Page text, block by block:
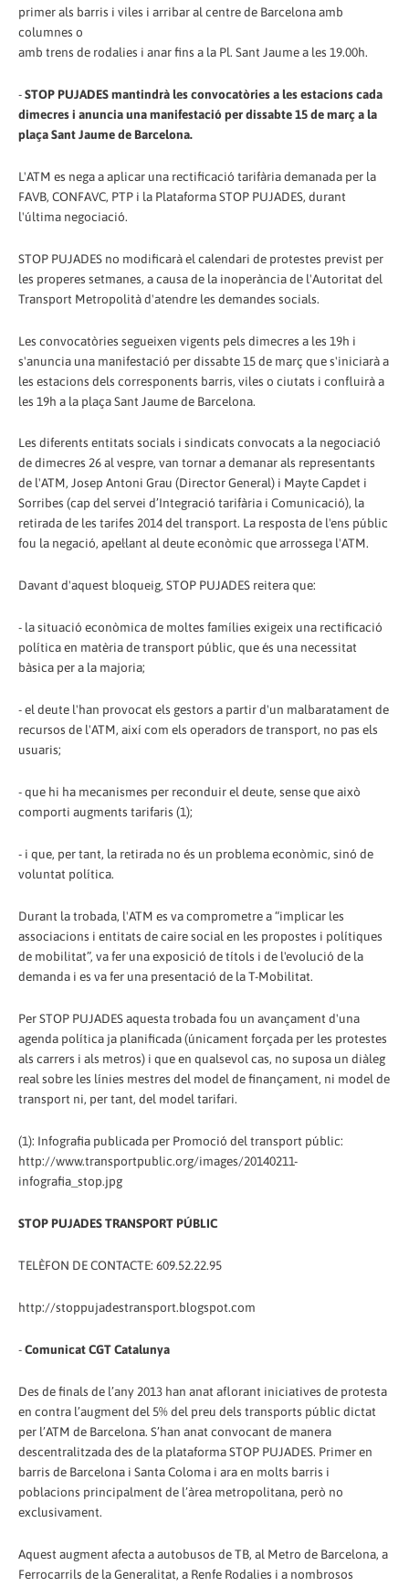
primer als barris i viles i arribar al centre de Barcelona amb
columnes o
amb trens de rodalies i anar fins a la Pl. Sant Jaume a les 19.00h.
-STOP PUJADES mantindrà les convocatòries a les estacions cada
dimecres i anuncia una manifestació per dissabte 15 de març a la
plaça Sant Jaume de Barcelona.
L'ATM es nega a aplicar una rectificació tarifària demanada per la
FAVB, CONFAVC, PTP i la Plataforma STOP PUJADES, durant
l'última negociació.
STOP PUJADES no modificarà el calendari de protestes previst per
les properes setmanes, a causa de la inoperància de l'Autoritat del
Transport Metropolità d'atendre les demandes socials.
Les convocatòries segueixen vigents pels dimecres a les 19h i
s'anuncia una manifestació per dissabte 15 de març que s'iniciarà a
les estacions dels corresponents barris, viles o ciutats i confluirà a
les 19h a la plaça Sant Jaume de Barcelona.
Les diferents entitats socials i sindicats convocats a la negociació
de dimecres 26 al vespre, van tornar a demanar als representants
de l'ATM, Josep Antoni Grau (Director General) i Mayte Capdet i
Sorribes (cap del servei d’Integració tarifària i Comunicació), la
retirada de les tarifes 2014 del transport. La resposta de l'ens públic
fou la negació, apel·lant al deute econòmic que arrossega l'ATM.
Davant d'aquest bloqueig, STOP PUJADES reitera que:
- la situació econòmica de moltes famílies exigeix una rectificació
política en matèria de transport públic, que és una necessitat
bàsica per a la majoria;
- el deute l'han provocat els gestors a partir d'un malbaratament de
recursos de l'ATM, així com els operadors de transport, no pas els
usuaris;
- que hi ha mecanismes per reconduir el deute, sense que això
comporti augments tarifaris (1);
- i que, per tant, la retirada no és un problema econòmic, sinó de
voluntat política.
Durant la trobada, l'ATM es va comprometre a “implicar les
associacions i entitats de caire social en les propostes i polítiques
de mobilitat”, va fer una exposició de títols i de l'evolució de la
demanda i es va fer una presentació de la T-Mobilitat.
Per STOP PUJADES aquesta trobada fou un avançament d'una
agenda política ja planificada (únicament forçada per les protestes
als carrers i als metros) i que en qualsevol cas, no suposa un diàleg
real sobre les línies mestres del model de finançament, ni model de
transport ni, per tant, del model tarifari.
(1): Infografia publicada per Promoció del transport públic:
http://www.transportpublic.org/images/20140211-
infografia_stop.jpg
STOP PUJADES TRANSPORT PÚBLIC
TELÈFON DE CONTACTE: 609.52.22.95
http://stoppujadestransport.blogspot.com
-Comunicat CGT Catalunya
Des de finals de l’any 2013 han anat aflorant iniciatives de protesta
en contra l’augment del 5% del preu dels transports públic dictat
per l’ATM de Barcelona. S’han anat convocant de manera
descentralitzada des de la plataforma STOP PUJADES. Primer en
barris de Barcelona i Santa Coloma i ara en molts barris i
poblacions principalment de l’àrea metropolitana, però no
exclusivament.
Aquest augment afecta a autobusos de TB, al Metro de Barcelona, a
Ferrocarrils de la Generalitat, a Renfe Rodalies i a nombrosos